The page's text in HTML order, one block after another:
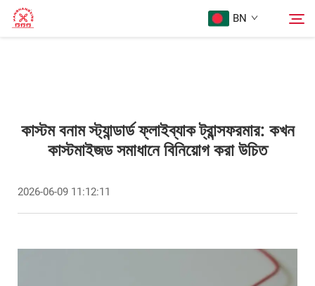
BN
পণ্য
মামলা
কাস্টম বনাম স্ট্যান্ডার্ড ফ্লাইব্যাক ট্রান্সফরমার: কখন
কাস্টমাইজড সমাধানে বিনিয়োগ করা উচিত
2026-06-09 11:12:11